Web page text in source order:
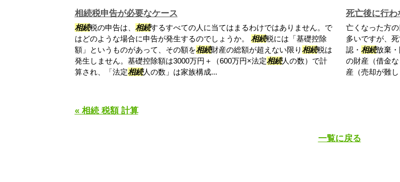
相続税申告が必要なケース
相続税の申告は、 相続するすべての人に当てはまるわけではありません。で
はどのような場合に申告が発生するのでしょうか。 相続税には「基礎控除
額」というものがあって、その額を相続財産の総額が超えない限り相続税は
発生しません。基礎控除額は3000万円＋（600万円×法定相続人の数）で計
算され、「法定相続人の数」は家族構成...
死亡後に行わ
亡くなった方
多いですが、
認・ 相続放棄
の財産（借金な
産（売却が難
« 相続 税額 計算
一覧に戻る